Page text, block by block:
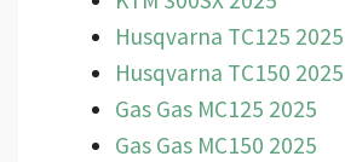
Husqvarna TC125 2025
Husqvarna TC150 2025
Gas Gas MC125 2025
Gas Gas MC150 2025